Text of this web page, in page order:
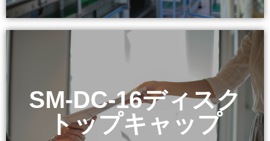
SM-DC-16ディスク
トップキャップ
SM-DC-16ディスク
トップキャップ